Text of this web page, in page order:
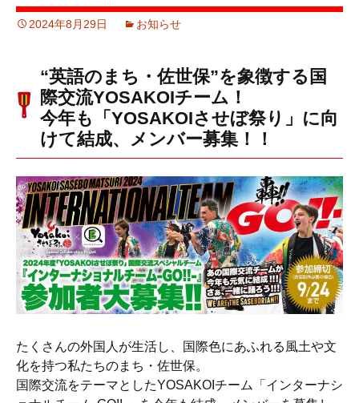
2024年8月29日 お知らせ
“英語のまち・佐世保”を象徴する国
際交流YOSAKOIチーム！
今年も「YOSAKOIさせぼ祭り」に向
けて結成、メンバー募集！！
たくさんの外国人が生活し、国際色にあふれる風土や文
化を持つ私たちのまち・佐世保。
国際交流をテーマとしたYOSAKOIチーム「インターナシ